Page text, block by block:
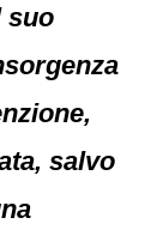
suo
salvo